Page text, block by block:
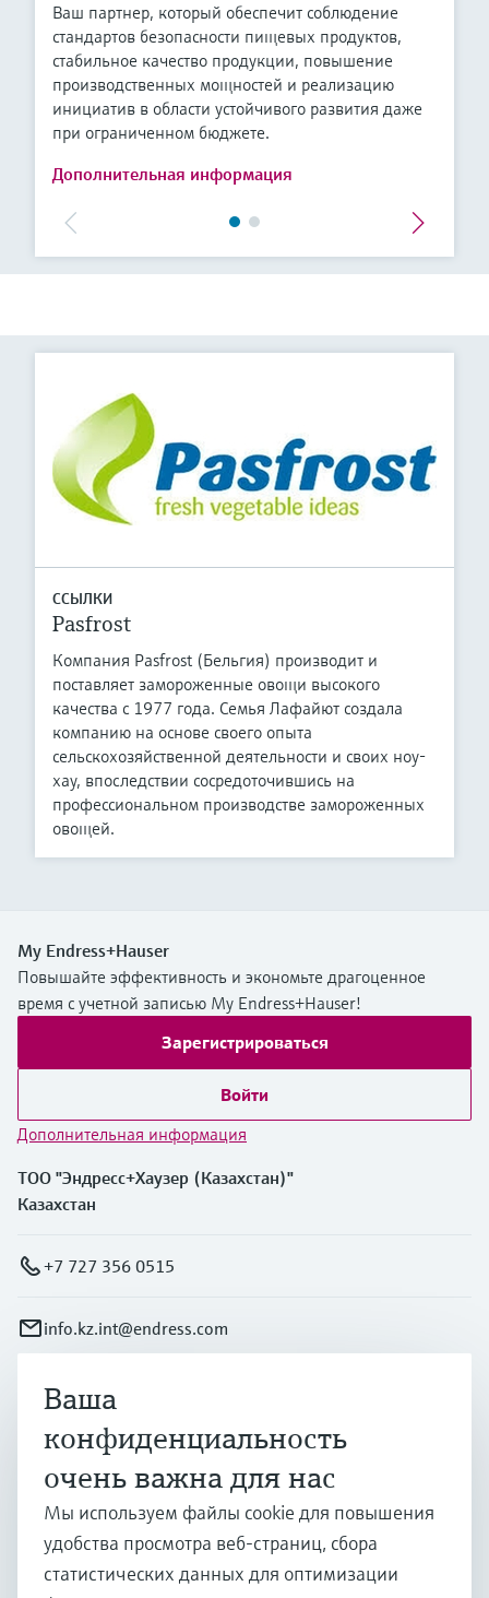
Ваш партнер, который обеспечит соблюдение
стандартов безопасности пищевых продуктов,
стабильное качество продукции, повышение
производственных мощностей и реализацию
инициатив в области устойчивого развития даже
при ограниченном бюджете.
Дополнительная информация
ССЫЛКИ
Pasfrost
Компания Pasfrost (Бельгия) производит и
поставляет замороженные овощи высокого
качества с 1977 года. Семья Лафайют создала
компанию на основе своего опыта
сельскохозяйственной деятельности и своих ноу-
хау, впоследствии сосредоточившись на
профессиональном производстве замороженных
овощей.
My Endress+Hauser
Повышайте эффективность и экономьте драгоценное
время с учетной записью My Endress+Hauser!
Зарегистрироваться
Войти
Дополнительная информация
ТОО "Эндресс+Хаузер (Казахстан)"
Казахстан
+7 727 356 0515
info.kz.int@endress.com
Продукты и услуги
Отрасли
Поддержка
Ваша
конфиденциальность
очень важна для нас
Мы используем файлы cookie для повышения
удобства просмотра веб-страниц, сбора
статистических данных для оптимизации